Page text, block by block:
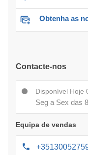
Obtenha as
Contacte-nos
Disponível Hoje
Seg a Sex das
Equipa de vendas